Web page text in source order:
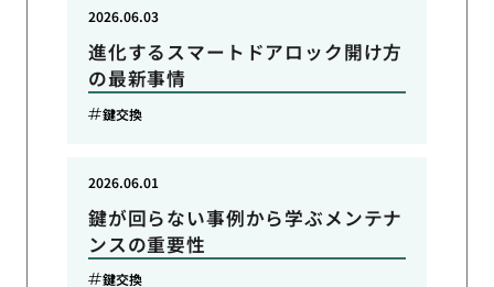
進化するスマートドアロック開け方
の最新事情
2026.06.03
鍵交換
鍵が回らない事例から学ぶメンテナ
ンスの重要性
2026.06.01
鍵交換